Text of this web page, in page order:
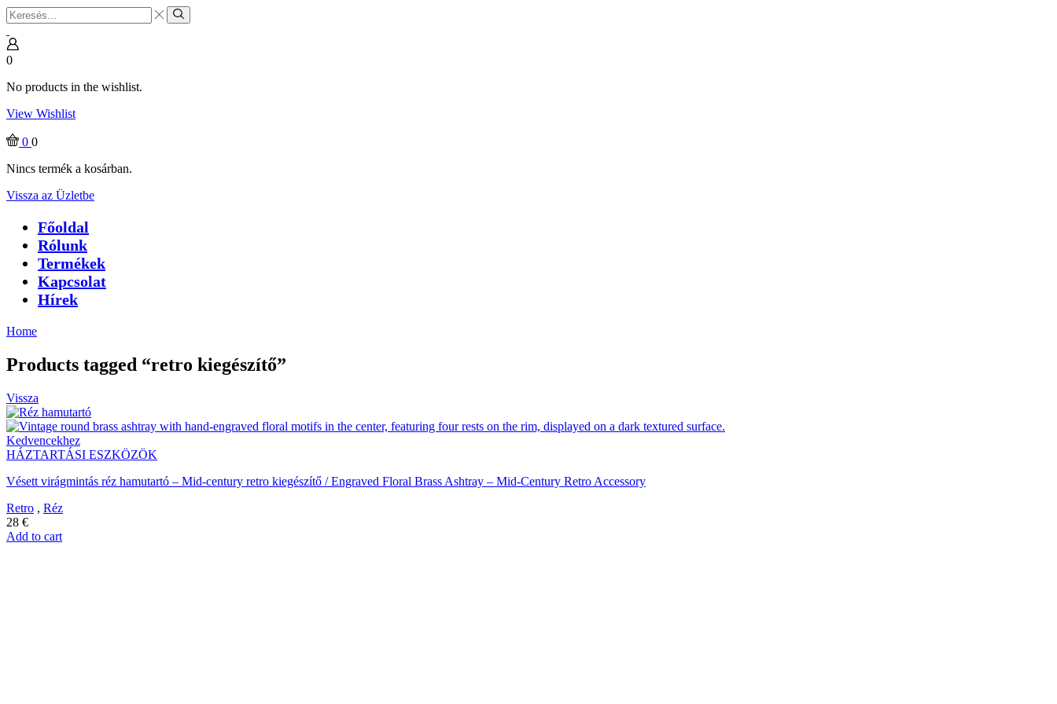
Search
input
Search
0
No products in the wishlist.
View Wishlist
0 0
Nincs termék a kosárban.
Vissza az Üzletbe
Főoldal
Rólunk
Termékek
Kapcsolat
Hírek
Home
Products tagged “retro kiegészítő”
Vissza
Kedvencekhez
HÁZTARTÁSI ESZKÖZÖK
Vésett virágmintás réz hamutartó – Mid-century retro kiegészítő / Engraved Floral Brass Ashtray – Mid-Century Retro Accessory
Retro , Réz
28 €
Add to cart